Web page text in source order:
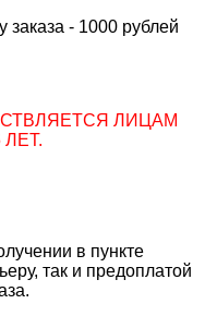
- 1000 рублей
ЛИЦАМ
в пункте
так и предоплатой